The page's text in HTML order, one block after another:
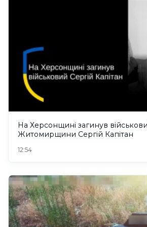
На Херсонщині загинув
Житомирщини Сергій Капітан
12:54